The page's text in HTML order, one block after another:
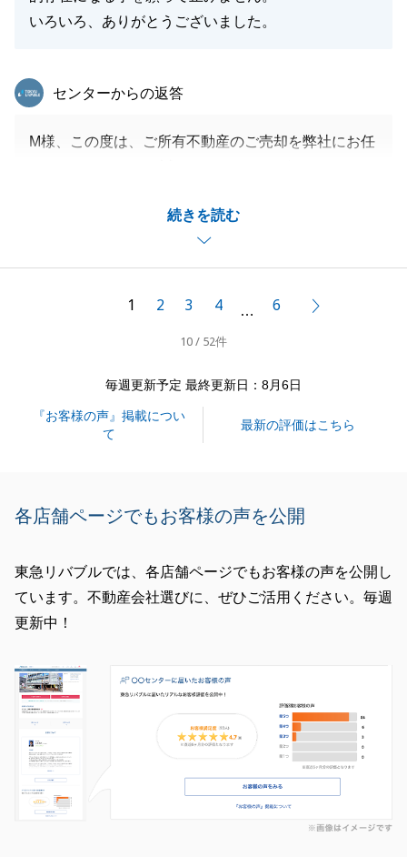
いろいろ、ありがとうございました。
続きを読む
東急リバブル
センターからの返答
M様、この度は、ご所有不動産のご売却を弊社にお任
その中で、我々のご提案に対し、柔軟かつ迅速にご対
応いただき、その上、この様なコメントをいただき、
無事に売買が成立したのも、M様のお人柄とご判断が
早かったからだと考えております。本当にありがとう
M様にご評価いただいた内容を体現し続けれるよう
に、日々努力し、尽力していきたいと思います。
また何か不動産でお困りの事等がございましたら、お
閉じる
1 2 3 4 … 6
10 / 52件
毎週更新予定 最終更新日：8月6日
『お客様の声』掲載につい
て
最新の評価はこちら
各店舗ページでもお客様の声を公開
東急リバブルでは、各店舗ページでもお客様の声を公開し
ています。不動産会社選びに、ぜひご活用ください。毎週
更新中！